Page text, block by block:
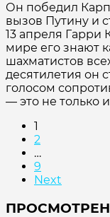
Он победил
вызов Путину и
13 апреля Гарри
мире его знают
шахматистов
десятилетия он
голосом
— это не только
1
2
…
9
Next